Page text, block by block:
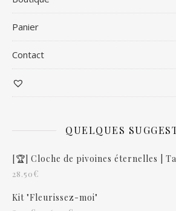
Panier
Contact
QUELQUES
[🏆] Cloche de pivoines éternelles |
28.50€
Kit "Fleurissez-moi"